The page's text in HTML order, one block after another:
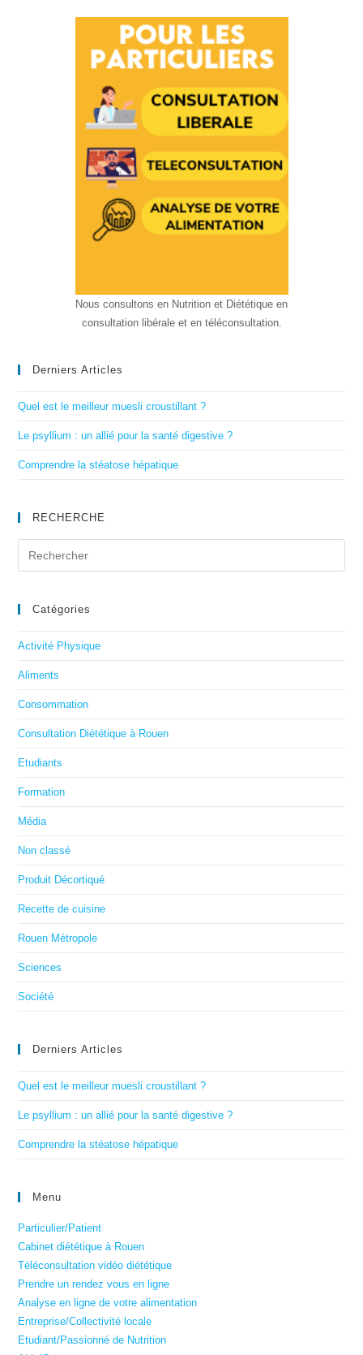
Nous consultons en Nutrition et Diététique en
consultation libérale et en téléconsultation.
Derniers Articles
Quel est le meilleur muesli croustillant ?
Le psyllium : un allié pour la santé digestive ?
Comprendre la stéatose hépatique
RECHERCHE
Catégories
Activité Physique
Aliments
Consommation
Consultation Diététique à Rouen
Etudiants
Formation
Média
Non classé
Produit Décortiqué
Recette de cuisine
Rouen Métropole
Sciences
Société
Derniers Articles
Quel est le meilleur muesli croustillant ?
Le psyllium : un allié pour la santé digestive ?
Comprendre la stéatose hépatique
Menu
Particulier/Patient
Cabinet diététique à Rouen
Téléconsultation vidéo diététique
Prendre un rendez vous en ligne
Analyse en ligne de votre alimentation
Entreprise/Collectivité locale
Etudiant/Passionné de Nutrition